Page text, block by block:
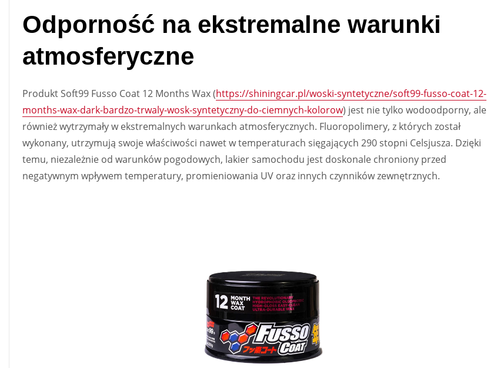
Odporność na ekstremalne warunki
atmosferyczne
Produkt Soft99 Fusso Coat 12 Months Wax (https://shiningcar.pl/woski-syntetyczne/soft99-fusso-coat-12-
months-wax-dark-bardzo-trwaly-wosk-syntetyczny-do-ciemnych-kolorow) jest nie tylko wodoodporny, ale
również wytrzymały w ekstremalnych warunkach atmosferycznych. Fluoropolimery, z których został
wykonany, utrzymują swoje właściwości nawet w temperaturach sięgających 290 stopni Celsjusza. Dzięki
temu, niezależnie od warunków pogodowych, lakier samochodu jest doskonale chroniony przed
negatywnym wpływem temperatury, promieniowania UV oraz innych czynników zewnętrznych.